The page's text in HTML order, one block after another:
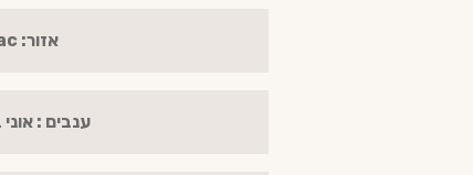
אזור: Cognac
ענבים : אוני